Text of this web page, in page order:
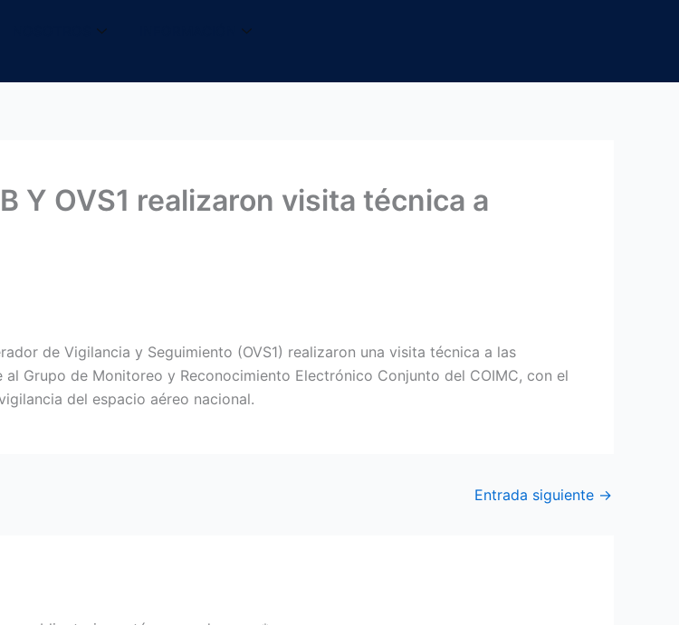
Y OVS1 realizaron visita técnica a
de Vigilancia y Seguimiento (OVS1) realizaron una visita técnica a las
Grupo de Monitoreo y Reconocimiento Electrónico Conjunto del COIMC, con el
del espacio aéreo nacional.
Entrada siguiente →